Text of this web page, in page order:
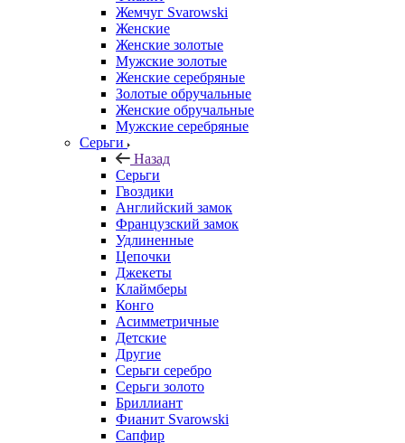
Жемчуг Svarowski
Женские
Женские золотые
Мужские золотые
Женские серебряные
Золотые обручальные
Женские обручальные
Мужские серебряные
Серьги
Назад
Серьги
Гвоздики
Английский замок
Французский замок
Удлиненные
Цепочки
Джекеты
Клаймберы
Конго
Асимметричные
Детские
Другие
Серьги серебро
Серьги золото
Бриллиант
Фианит Svarowski
Сапфир